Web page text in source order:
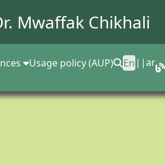
Mwaffak Chikhali
Usage policy (AUP) En ||ar